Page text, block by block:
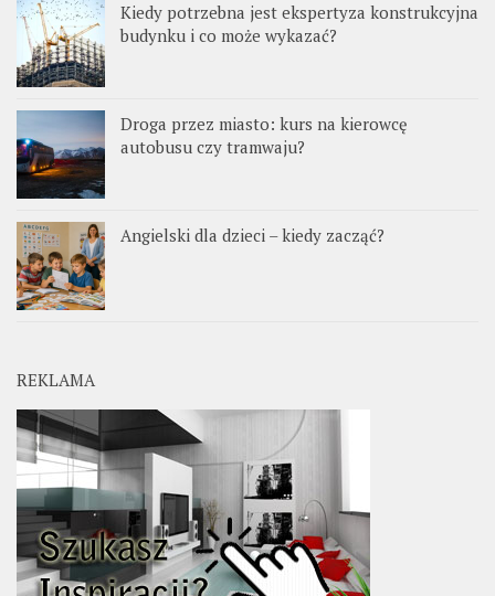
Kiedy potrzebna jest ekspertyza konstrukcyjna
budynku i co może wykazać?
Droga przez miasto: kurs na kierowcę
autobusu czy tramwaju?
Angielski dla dzieci – kiedy zacząć?
REKLAMA